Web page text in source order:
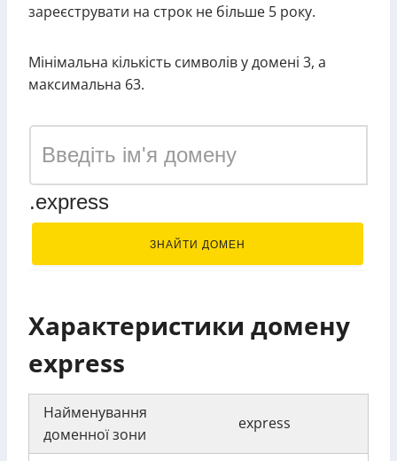
зареєструвати на строк не більше 5 року.
Мінімальна кількість символів у домені 3, а
максимальна 63.
.express
ЗНАЙТИ ДОМЕН
Характеристики домену
express
Найменування
доменної зони
express